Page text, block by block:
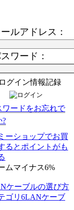
ールアドレス：
ワード：
ログイン情報記録
ワードをお忘れで
?